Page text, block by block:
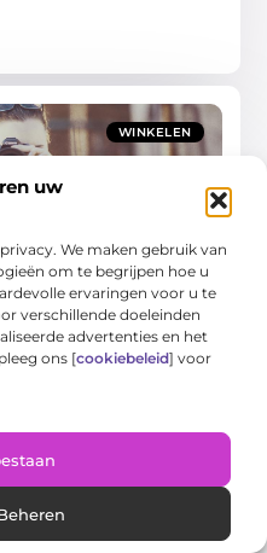
uw
We maken gebruik van
om te begrijpen hoe u
ervaringen voor u te
verschillende doeleinden
advertenties en het
ons [cookiebeleid] voor
WINKELEN
van een fotograaf
trend in Venray, where
the essence of the city